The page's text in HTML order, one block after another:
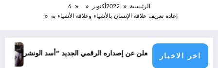
الرئيسية 2022أكتوبر
6
إعادة تعريف علاقة الإنسان بالأشياء وعلاقة الأشياء به
اخر الاخبار
شاهد يعلن عن إصداره الرقمي الجديد “أسد الونشريس” تخليدا لنضال
جرائم